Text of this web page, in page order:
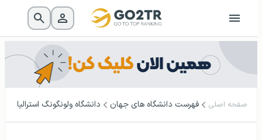
صفحه اصلی فهرست دانشگاه‌ های جهان دانشگاه ولونگونگ استرالیا